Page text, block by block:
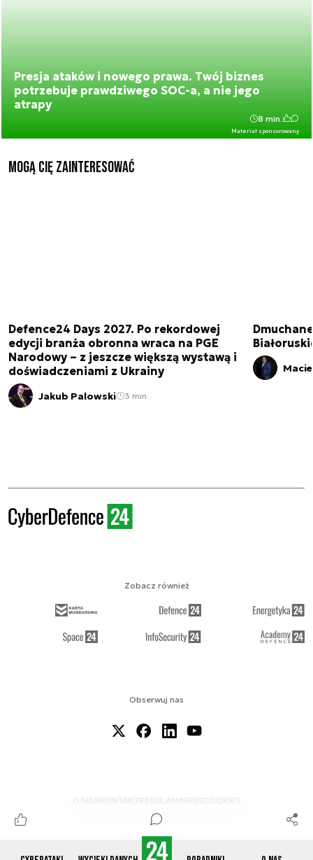
Presja ataków i nowego prawa. Twój biznes
potrzebuje prawdziwego SOC-a, a nie jego
atrapy
Materiał sponsorowany
8 min.
Mogą Cię zainteresować
Defence24 Days 2027. Po rekordowej
edycji branża obronna wraca na PGE
Narodowy – z jeszcze większą wystawą i
doświadczeniami z Ukrainy
Jakub Palowski 3 min.
Obserwuj nas
O NAS KONTAKTREGULAMINRSS COOKIES
Zobacz również